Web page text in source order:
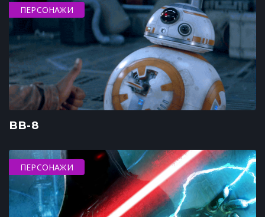
ПЕРСОНАЖИ
BB-8
ПЕРСОНАЖИ